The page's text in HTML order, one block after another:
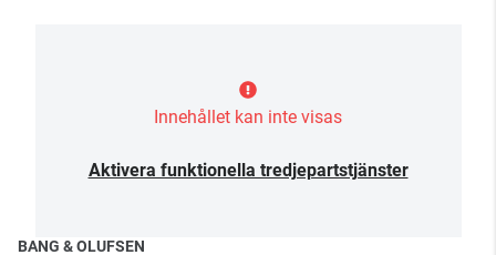
Innehållet kan inte visas
Aktivera funktionella tredjepartstjänster
BANG & OLUFSEN